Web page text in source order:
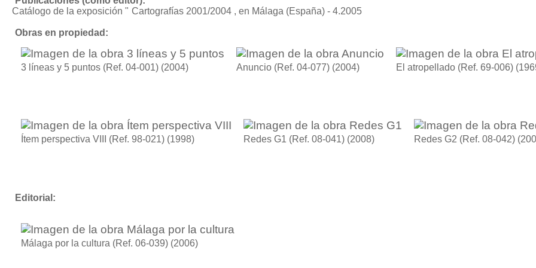
Catálogo de la exposición " Cartografías 2001/2004 , en Málaga (España) - 4.2005
Obras en propiedad:
3 líneas y 5 puntos (Ref. 04-001) (2004) Anuncio (Ref. 04-077) (2004) El atropellado (Ref. 69-006)
Ítem perspectiva VIII (Ref. 98-021) (1998) Redes G1 (Ref. 08-041) (2008) Redes G2 (Ref. 08-042)
Editorial:
Málaga por la cultura (Ref. 06-039) (2006)